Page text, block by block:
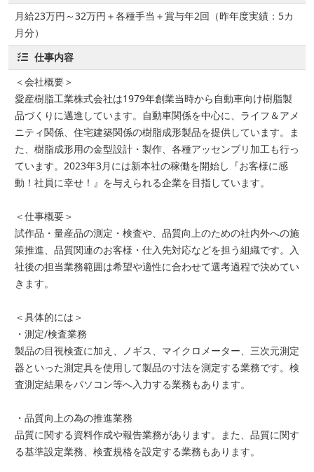
月給23万円～32万円＋各種手当＋賞与年2回（昨年度実績：5カ
月分）
仕事内容
＜会社概要＞
愛産樹脂工業株式会社は1979年創業当時から自動車向け樹脂製
品づくりに邁進しています。自動車関係を中心に、ライフ＆アメ
ニティ関係、住宅建築関係の樹脂成形製品を提供しています。ま
た、樹脂成形用の金型設計・製作、各種アッセンブリ加工も行っ
ています。2023年3月には新本社の稼働を開始し『お客様に感
動！社員に幸せ！』を与えられる企業を目指しています。
＜仕事概要＞
試作品・量産品の測定・検査や、品質向上のための社内外への施
策推進、品質関連のお客様・仕入先対応などを担う組織です。入
社後の担当業務範囲は希望や適性に合わせて選考過程で決めてい
きます。
＜具体的には＞
・測定/検査業務
製品の目視検査に加え、ノギス、マイクロメーター、三次元測定
器といった測定具を使用して製品の寸法を測定する業務です。検
査測定結果をパソコン等へ入力する業務もあります。
・品質向上の為の推進業務
品質に関する資料作成や報告業務があります。また、品質に関す
る基準設定業務、検査規格を設定する業務もあります。